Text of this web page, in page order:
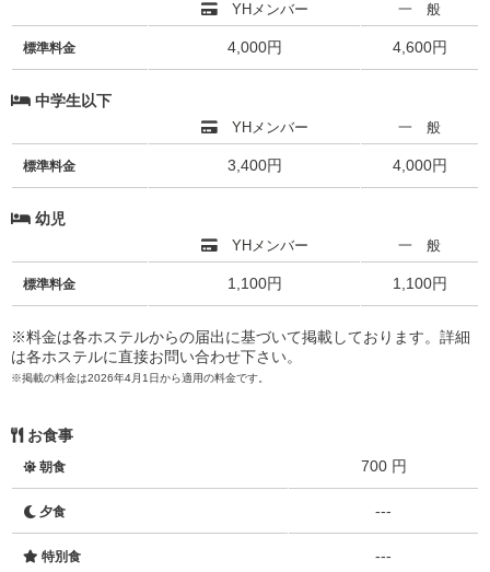
YHメンバー 一 般
標準料金 4,000円 4,600円
中学生以下
YHメンバー 一 般
標準料金 3,400円 4,000円
幼児
YHメンバー 一 般
標準料金 1,100円 1,100円
※料金は各ホステルからの届出に基づいて掲載しております。詳細
は各ホステルに直接お問い合わせ下さい。
※掲載の料金は2026年4月1日から適用の料金です。
お食事
朝食 700 円
夕食 ---
特別食
---